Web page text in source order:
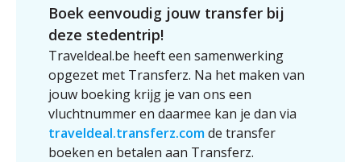
Boek eenvoudig jouw transfer bij
deze stedentrip!
Traveldeal.be heeft een samenwerking
opgezet met Transferz. Na het maken van
jouw boeking krijg je van ons een
vluchtnummer en daarmee kan je dan via
traveldeal.transferz.comde transfer
boeken en betalen aan Transferz.